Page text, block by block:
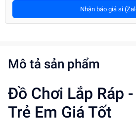
Nhận báo giá sỉ
Mô tả sản phẩm
Đồ Chơi Lắp Ráp
Trẻ Em Giá Tốt